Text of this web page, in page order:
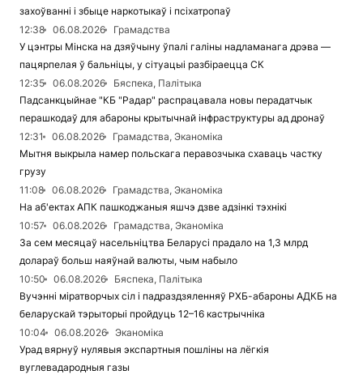
захоўванні і збыце наркотыкаў і псіхатропаў
12:38
06.08.2026
Грамадства
У цэнтры Мінска на дзяўчыну ўпалі галіны надламанага дрэва —
пацярпелая ў бальніцы, у сітуацыі разбіраецца СК
12:35
06.08.2026
Бяспека, Палітыка
Падсанкцыйнае "КБ "Радар" распрацавала новы перадатчык
перашкодаў для абароны крытычнай інфраструктуры ад дронаў
12:31
06.08.2026
Грамадства, Эканоміка
Мытня выкрыла намер польскага перавозчыка схаваць частку
грузу
11:08
06.08.2026
Грамадства, Эканоміка
На аб'ектах АПК пашкоджаныя яшчэ дзве адзінкі тэхнікі
10:57
06.08.2026
Грамадства, Эканоміка
За сем месяцаў насельніцтва Беларусі прадало на 1,3 млрд
долараў больш наяўнай валюты, чым набыло
10:50
06.08.2026
Бяспека, Палітыка
Вучэнні міратворчых сіл і падраздзяленняў РХБ-абароны АДКБ на
беларускай тэрыторыі пройдуць 12–16 кастрычніка
10:04
06.08.2026
Эканоміка
Урад вярнуў нулявыя экспартныя пошліны на лёгкія
вуглевадародныя газы